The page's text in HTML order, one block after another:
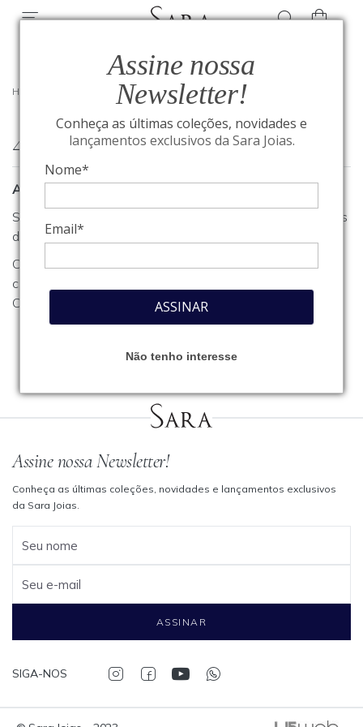
Assine nossa
Newsletter!
Conheça as últimas coleções, novidades e
lançamentos exclusivos da Sara Joias.
Nome*
Email*
ASSINAR
Não tenho interesse
HOME
404
A página que você procura não foi encontrada
Se você estava procurando algum produto, clique em um dos
departamentos ou seções no menu acima.
Caso necessite de outro tipo de informação, entre em
contato com o nosso atendimento através do nosso
Conosco
Assine nossa Newsletter!
Conheça as últimas coleções, novidades e lançamentos exclusivos
da Sara Joias.
Seu nome
Seu e-mail
ASSINAR
SIGA-NOS